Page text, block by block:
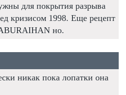
для покрытия разрыва
кризисом 1998. Еще рецепт
но.
никак пока лопатки она